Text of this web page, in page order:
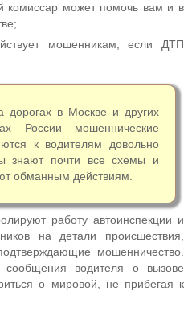
комиссар может помочь вам и в
мошенникам, если ДТП
дорогах в Москве и других
России мошеннические
к водителям довольно
знают почти все схемы и
обманным действиям.
работу автоинспекции и
на детали происшествия,
мошенничество.
водителя о вызове
о мировой, не прибегая к